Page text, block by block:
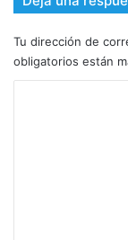
Tu dirección de
obligatorios están